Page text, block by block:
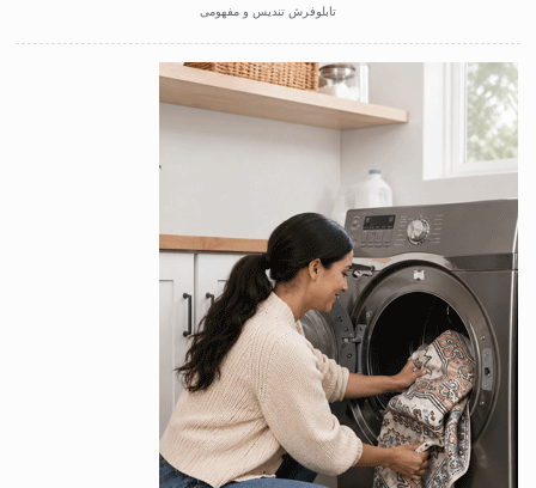
تابلوفرش تندیس و مفهومی